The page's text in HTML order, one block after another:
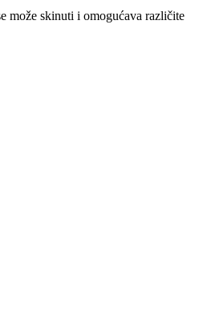
može skinuti i omogućava različite